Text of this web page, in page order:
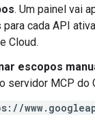
. Um painel vai
cada API
Cloud.
escopos
servidor MCP do